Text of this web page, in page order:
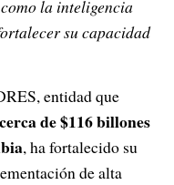
la inteligencia
su capacidad
entidad que
de $116 billones
, ha fortalecido su
de alta